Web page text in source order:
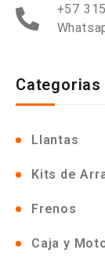
+57
Llantas
Kits de
Frenos
Caja y